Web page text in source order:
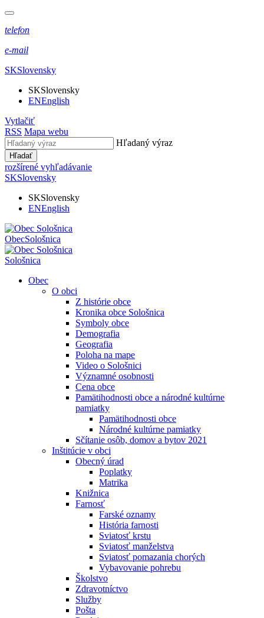
telefon
e-mail
SKSlovensky
SKSlovensky
ENEnglish
Vytlačiť
RSS Mapa webu
Hľadaný výraz
Hľadať
rozšírené vyhľadávanie
SKSlovensky
SKSlovensky
ENEnglish
ObecSološnica
Sološnica
Obec
O obci
Z histórie obce
Kronika obce Sološnica
Symboly obce
Demografia
Geografia
Poloha na mape
Video o Sološnici
Významné osobnosti
Cena obce
Pamätihodnosti obce a národné kultúrne
pamiatky
Pamätihodnosti obce
Národné kultúrne pamiatky
Sčítanie osôb, domov a bytov 2021
Inštitúcie v obci
Obecný úrad
Poplatky
Matrika
Knižnica
Farnosť
Farské oznamy
História farnosti
Sviatosť krstu
Sviatosť manželstva
Sviatosť pomazania chorých
Vybavovanie pohrebu
Školstvo
Zdravotníctvo
Služby
Pošta